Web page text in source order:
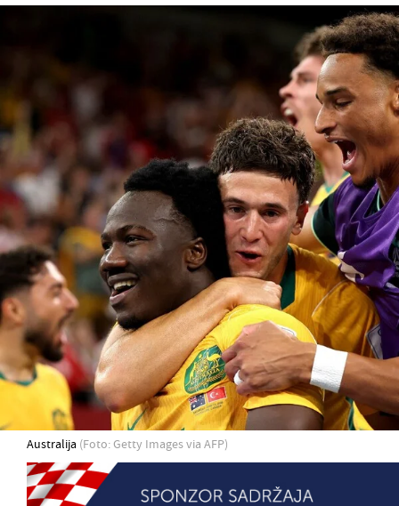
Australija (Foto: Getty Images via AFP)